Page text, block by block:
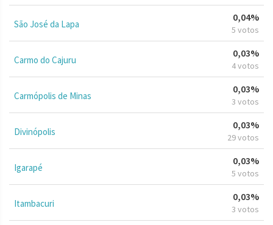
São José da Lapa
0,04%
5 votos
Carmo do Cajuru
0,03%
4 votos
Carmópolis de Minas
0,03%
3 votos
Divinópolis
0,03%
29 votos
Igarapé
0,03%
5 votos
Itambacuri
0,03%
3 votos